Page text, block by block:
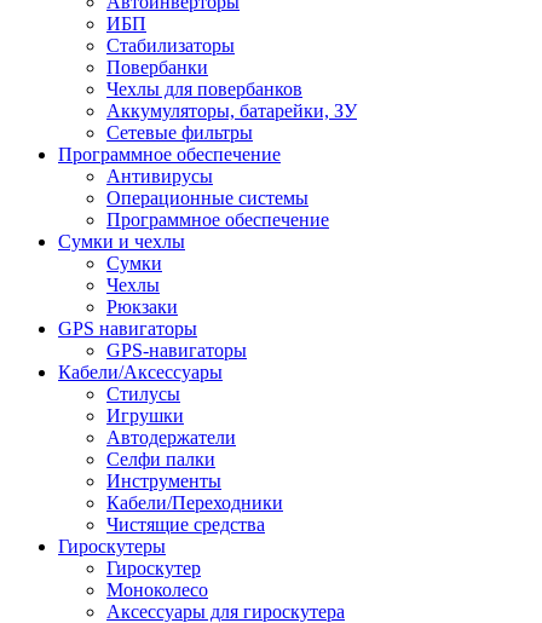
ИБП
Стабилизаторы
Повербанки
Чехлы для повербанков
Аккумуляторы, батарейки, ЗУ
Сетевые фильтры
Программное обеспечение
Антивирусы
Операционные системы
Программное обеспечение
Сумки и чехлы
Сумки
Чехлы
Рюкзаки
GPS навигаторы
GPS-навигаторы
Кабели/Аксессуары
Стилусы
Игрушки
Автодержатели
Селфи палки
Инструменты
Кабели/Переходники
Чистящие средства
Гироскутеры
Гироскутер
Моноколесо
Аксессуары для гироскутера